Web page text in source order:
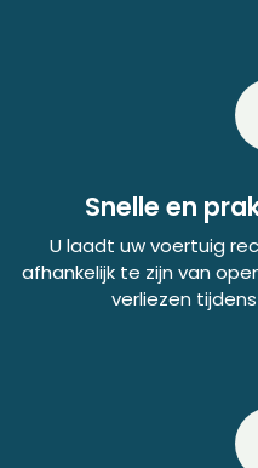
Snelle en
U laadt uw voertuig
afhankelijk te zijn van
verliezen